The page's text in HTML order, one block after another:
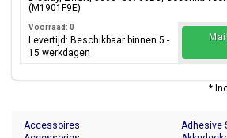
(M1901F9E)
Voorraad: 0
Levertijd: Beschikbaar binnen 5 -
15 werkdagen
*
Accessoires
Adhesive